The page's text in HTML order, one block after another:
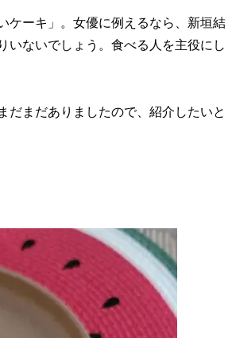
ーキ」。女優に例えるなら、新垣結
いないでしょう。食べる人を主役にし
まだありましたので、紹介したいと